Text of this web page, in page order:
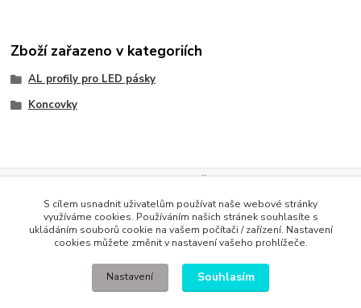
Zboží zařazeno v kategoriích
AL profily pro LED pásky
Koncovky
Evidence Tržeb
Podle zákona o evidenci tržeb je prodávající povinen vystavit
kupujícímu účtenku. Zároveň je povinen zaevidovat přijatou tržbu u
správce daně online; v případě technického výpadku pak nejpozději do
S cílem usnadnit uživatelům používat naše webové stránky
využíváme cookies. Používáním našich stránek souhlasíte s
ukládáním souborů cookie na vašem počítači / zařízení. Nastavení
cookies můžete změnit v nastavení vašeho prohlížeče.
Nastavení Souhlasím